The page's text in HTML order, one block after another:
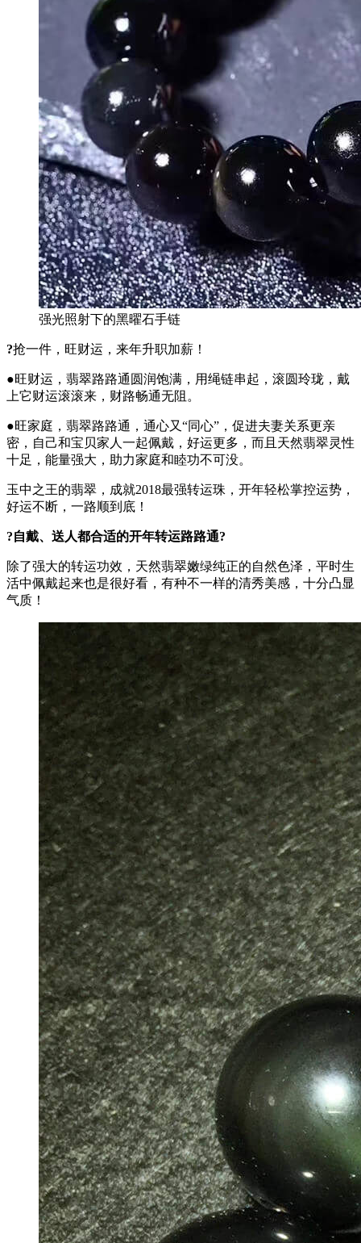
强光照射下的黑曜石手链
?抢一件，旺财运，来年升职加薪！
●旺财运，翡翠路路通圆润饱满，用绳链串起，滚圆玲珑，戴
上它财运滚滚来，财路畅通无阻。
●旺家庭，翡翠路路通，通心又“同心”，促进夫妻关系更亲
密，自己和宝贝家人一起佩戴，好运更多，而且天然翡翠灵性
十足，能量强大，助力家庭和睦功不可没。
玉中之王的翡翠，成就2018最强转运珠，开年轻松掌控运势，
好运不断，一路顺到底！
?自戴、送人都合适的开年转运路路通?
除了强大的转运功效，天然翡翠嫩绿纯正的自然色泽，平时生
活中佩戴起来也是很好看，有种不一样的清秀美感，十分凸显
气质！